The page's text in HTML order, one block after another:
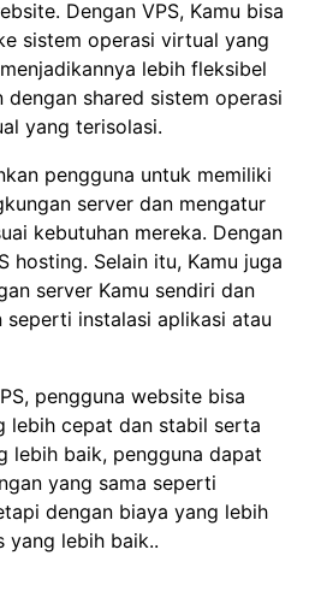
Dengan VPS, Kamu bisa
sistem operasi virtual yang
lebih fleksibel
shared sistem operasi
yang terisolasi.
pengguna untuk memiliki
server dan mengatur
kebutuhan mereka. Dengan
hosting. Selain itu, Kamu juga
server Kamu sendiri dan
seperti instalasi aplikasi atau
pengguna website bisa
lebih cepat dan stabil serta
lebih baik, pengguna dapat
yang sama seperti
dengan biaya yang lebih
yang lebih baik..